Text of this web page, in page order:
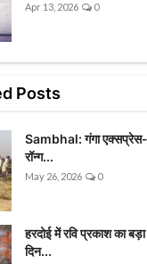
Apr 13, 2026 0
Posts
Sambhal: गंगा एक्सप्रेस-
रॉन्ग...
May 26, 2026 0
हरदोई में रवि प्रकाश का
दिन...